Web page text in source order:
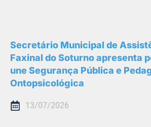
Secretário Municipal de
Faxinal do Soturno apresenta
une Segurança Pública e
Ontopsicológica
13/07/2026